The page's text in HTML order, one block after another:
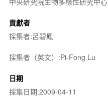
貢獻者
採集者:呂碧鳳
採集者（英文）:Pi-Fong Lu
日期
採集日期:2009-04-11